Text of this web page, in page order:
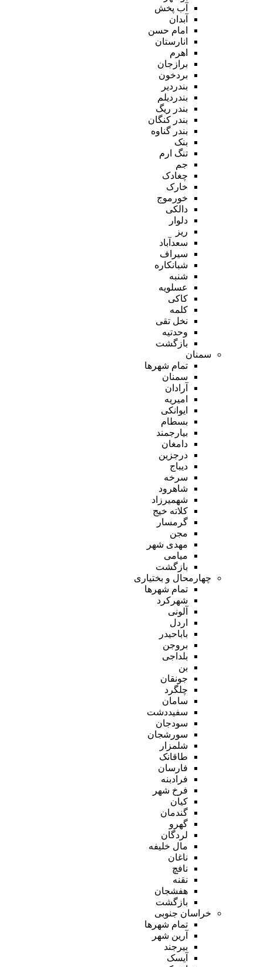
آب پخش
آبدان
امام حسن
انارستان
اهرم
برازجان
بردخون
بندردیر
بندردیلم
بندر ریگ
بندر کنگان
بندر گناوه
بنک
تنگ ارم
جم
چغادک
خارک
خورموج
دالکی
دلوار
ریز
سعدآباد
سیراف
شبانکاره
شنبه
عسلویه
کاکی
کلمه
نخل تقی
وحدتیه
بازگشت
سمنان
تمام شهر‌ها
سمنان
آرادان
امیریه
ایوانکی
بسطام
بیارجمند
دامغان
درجزین
دیباج
سرخه
شاهرود
شهمیرزاد
کلاته خیج
گرمسار
مجن
مهدی شهر
میامی
بازگشت
چهارمحال و بختیاری
تمام شهر‌ها
شهرکرد
آلونی
اردل
باباحیدر
بروجن
بلداجی
بن
جونقان
چلگرد
سامان
سفیددشت
سودجان
سورشجان
شلمزار
طاقانک
فارسان
فرادبنه
فرخ شهر
کیان
گندمان
گهرو
لردگان
مال خلیفه
ناغان
نافچ
نقنه
هفشجان
بازگشت
خراسان جنوبی
تمام شهر‌ها
آرین شهر
بیرجند
آیسک